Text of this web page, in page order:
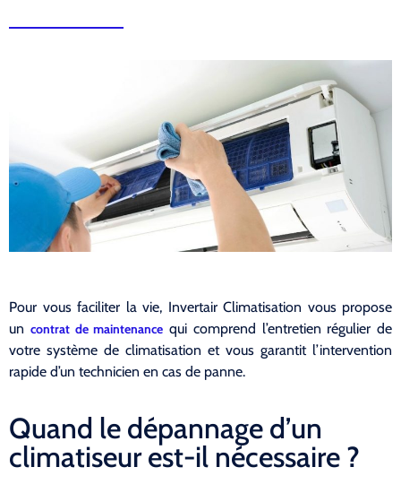
Pour vous faciliter la vie, Invertair Climatisation vous propose
un contrat de maintenance qui comprend l’entretien régulier de
votre système de climatisation et vous garantit l’intervention
rapide d’un technicien en cas de panne.
Quand le dépannage d’un
climatiseur est-il nécessaire ?